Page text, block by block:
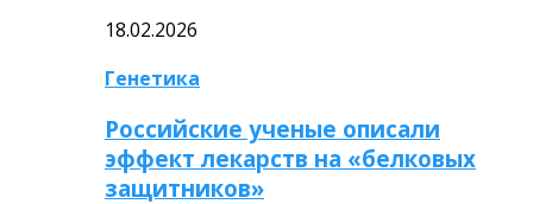
18.02.2026
Генетика
Российские ученые описали
эффект лекарств на «белковых
защитников»